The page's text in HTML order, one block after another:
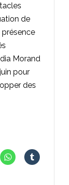
de
Morand
pour
des